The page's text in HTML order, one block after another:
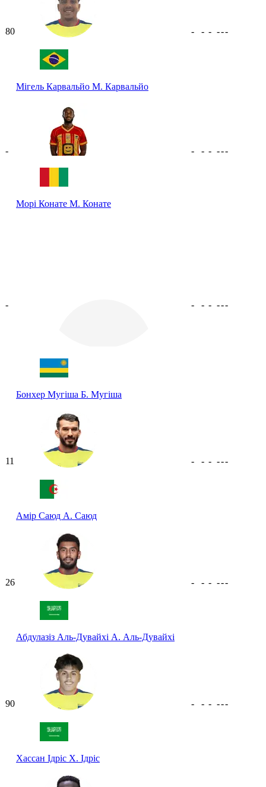
80
Мігель Карвальйо М. Карвальйо
- - - ---
-
Морі Конате М. Конате
- - - ---
-
Бонхер Мугіша Б. Мугіша
- - - ---
11
Амір Саюд А. Саюд
- - - ---
26
Абдулазіз Аль-Дувайхі А. Аль-Дувайхі
- - - ---
90
Хассан Ідріс Х. Ідріс
- - - ---